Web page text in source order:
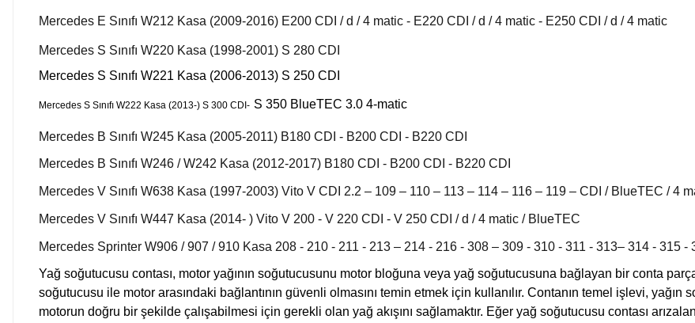
Mercedes E Sınıfı W212 Kasa (2009-2016) E200 CDI / d / 4 matic - E220 CDI / d / 4 matic - E250 CDI / d / 4 matic
Mercedes S Sınıfı W220 Kasa (1998-2001) S 280 CDI
Mercedes S Sınıfı W221 Kasa (2006-2013) S 250 CDI
Mercedes S Sınıfı W222 Kasa (2013-) S 300 CDI- S 350 BlueTEC 3.0 4-matic
Mercedes B Sınıfı W245 Kasa (2005-2011) B180 CDI - B200 CDI - B220 CDI
Mercedes B Sınıfı W246 / W242 Kasa (2012-2017) B180 CDI - B200 CDI - B220 CDI
Mercedes V Sınıfı W638 Kasa (1997-2003) Vito V CDI 2.2 – 109 – 110 – 113 – 114 – 116 – 119 – CDI / BlueTEC / 4
Mercedes V Sınıfı W447 Kasa (2014- ) Vito V 200 - V 220 CDI - V 250 CDI / d / 4 matic / BlueTEC
Mercedes Sprinter W906 / 907 / 910 Kasa 208 - 210 - 211 - 213 – 214 - 216 - 308 – 309 - 310 - 311 - 313– 314 - 315 -
Yağ soğutucusu contası, motor yağının soğutucusunu motor bloğuna veya yağ soğutucusuna bağlayan bir conta
soğutucusu ile motor arasındaki bağlantının güvenli olmasını temin etmek için kullanılır. Contanın temel işlevi, yağın
motorun doğru bir şekilde çalışabilmesi için gerekli olan yağ akışını sağlamaktır. Eğer yağ soğutucusu contası